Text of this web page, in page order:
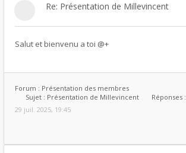
Re: Présentation de Millevincent
Salut et bienvenu a toi @+
Forum : Présentation des membres
Sujet : Présentation de Millevincent Réponses :
29 juil. 2025, 19:45